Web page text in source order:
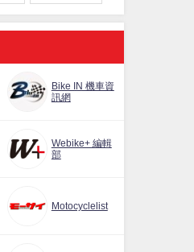
Bike IN 機車資
訊網
Webike+ 編輯
部
Motocyclelist